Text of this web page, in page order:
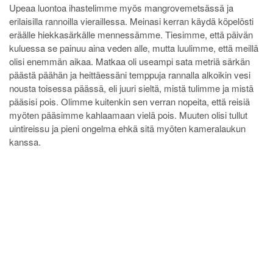
Upeaa luontoa ihastelimme myös mangrovemetsässä ja
erilaisilla rannoilla vieraillessa. Meinasi kerran käydä köpelösti
eräälle hiekkasärkälle mennessämme. Tiesimme, että päivän
kuluessa se painuu aina veden alle, mutta luulimme, että meillä
olisi enemmän aikaa. Matkaa oli useampi sata metriä särkän
päästä päähän ja heittäessäni temppuja rannalla alkoikin vesi
nousta toisessa päässä, eli juuri sieltä, mistä tulimme ja mistä
pääsisi pois. Olimme kuitenkin sen verran nopeita, että reisiä
myöten pääsimme kahlaamaan vielä pois. Muuten olisi tullut
uintireissu ja pieni ongelma ehkä sitä myöten kameralaukun
kanssa.